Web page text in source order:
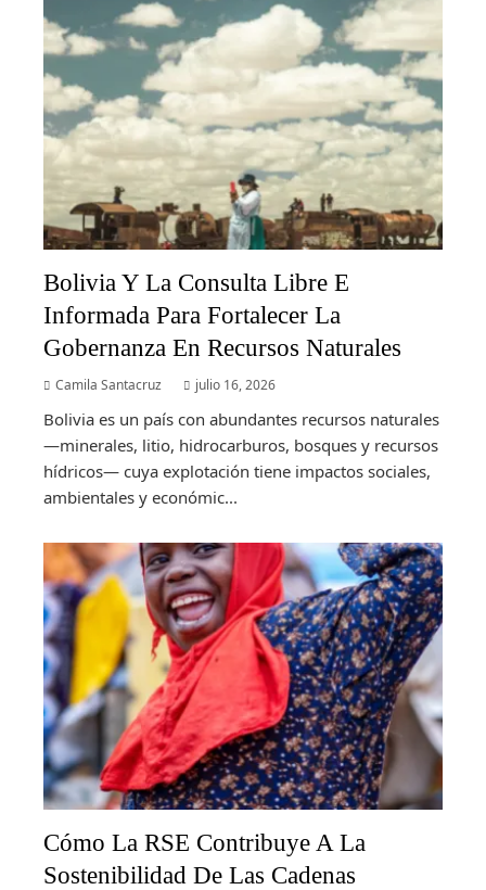
Bolivia Y La Consulta Libre E
Informada Para Fortalecer La
Gobernanza En Recursos Naturales
Camila Santacruz julio 16, 2026
Bolivia es un país con abundantes recursos naturales
—minerales, litio, hidrocarburos, bosques y recursos
hídricos— cuya explotación tiene impactos sociales,
ambientales y económic...
Cómo La RSE Contribuye A La
Sostenibilidad De Las Cadenas